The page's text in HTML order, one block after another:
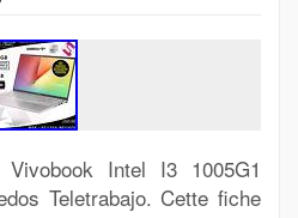
Intel I3 1005G1
Teletrabajo. Cette fiche